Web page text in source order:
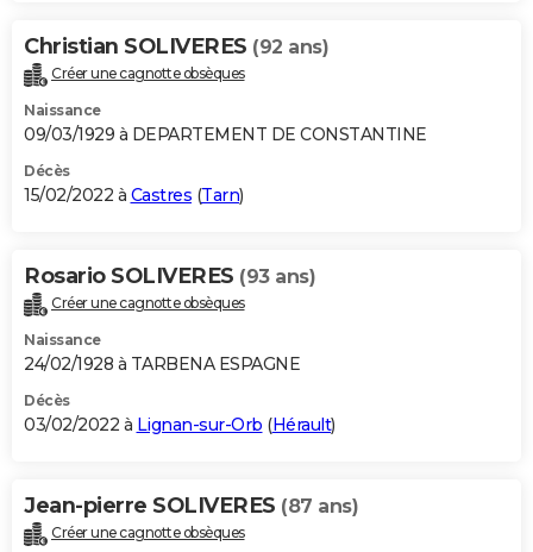
Christian SOLIVERES (92 ans)
Créer une cagnotte obsèques
Naissance
09/03/1929 à DEPARTEMENT DE CONSTANTINE
Décès
15/02/2022 à Castres (Tarn)
Rosario SOLIVERES (93 ans)
Créer une cagnotte obsèques
Naissance
24/02/1928 à TARBENA ESPAGNE
Décès
03/02/2022 à Lignan-sur-Orb (Hérault)
Jean-pierre SOLIVERES (87 ans)
Créer une cagnotte obsèques